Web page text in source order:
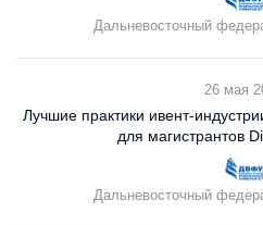
Дальневосточный
26 мая
Лучшие практики ивент-
для магистрантов
Дальневосточный